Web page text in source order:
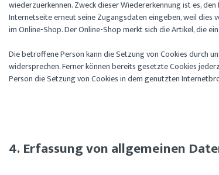
wiederzuerkennen. Zweck dieser Wiedererkennung ist es,
Internetseite erneut seine Zugangsdaten eingeben, weil dies
im Online-Shop. Der Online-Shop merkt sich die Artikel, die
Die betroffene Person kann die Setzung von Cookies durch
widersprechen. Ferner können bereits gesetzte Cookies
Person die Setzung von Cookies in dem genutzten
4. Erfassung von allgemeinen